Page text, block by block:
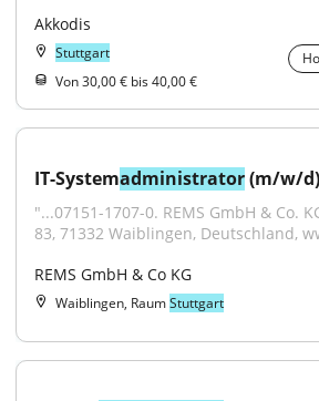
Akkodis
Stuttgart
Von 30,00 € bis 40,00 €
IT-Systemadministrator (m/w/d)
"...07151-1707-0. REMS GmbH & Co.
83, 71332 Waiblingen, Deutschland,
REMS GmbH & Co KG
Waiblingen, RaumStuttgart